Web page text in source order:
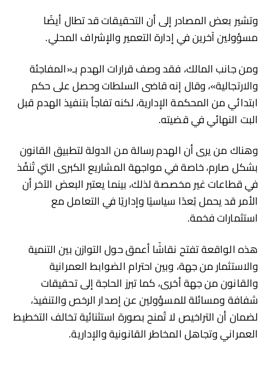
وتشير بعض المصادر إلى أن التحقيقات قد تطال أيضًا
مسؤولين آخرين في إدارة التعمير والإشراف المحلي.
ومن جانب المالك، فقد وصف قرارات الهدم بـ«المفاجئة
والارتجالية»، وقال إنه قاضى السلطات وحصل على حكم
ابتدائي من المحكمة الإدارية، لكنه تفاجأ بتنفيذ الهدم قبل
البت النهائي في قضيته.
وهناك من يرى أن الهدم رسالة من الدولة لتطبيق القانون
بشكل صارم، خاصة في مواجهة المشاريع الكبرى التي تُنفّذ
في قطاعات غير مخصصة لذلك، بينما يعتبر البعض الآخر أن
الأمر قد يحمل بُعدًا سياسيًا وإداريًا في التعامل مع
استثمارات فخمة.
هذه الواقعة تفتح نقاشًا أعمق حول التوازن بين التنمية
والاستثمار من جهة، وبين احترام الضوابط العمرانية
والقانون من جهة أخرى، كما تبرز الحاجة إلى تحقيقات
شفافة ومسائلة للمسؤولين عن إصدار الرخص والتنفيذ،
لضمان أن التراخيص لا تُمنح بصورة استثنائية تخالف التخطيط
العمراني وتجاهل المخاطر القانونية والإدارية.